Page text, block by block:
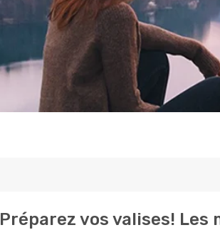
Préparez vos valises!